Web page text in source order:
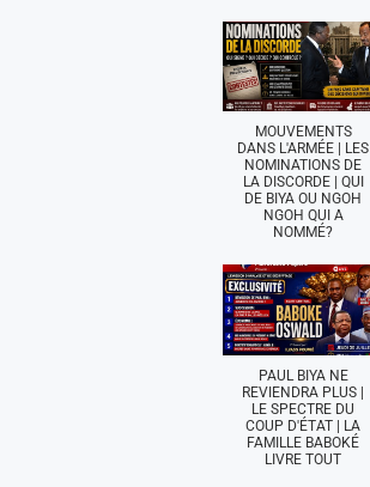
MOUVEMENTS
DANS L'ARMÉE | LES
NOMINATIONS DE
LA DISCORDE | QUI
DE BIYA OU NGOH
NGOH QUI A
NOMMÉ?
PAUL BIYA NE
REVIENDRA PLUS |
LE SPECTRE DU
COUP D'ÉTAT | LA
FAMILLE BABOKÉ
LIVRE TOUT